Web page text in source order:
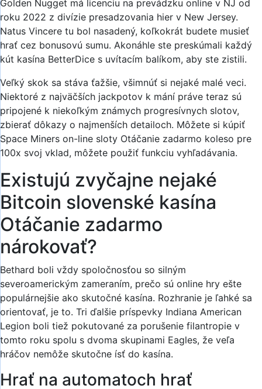
Golden Nugget má licenciu na prevádzku online v NJ od
roku 2022 z divízie presadzovania hier v New Jersey.
Natus Vincere tu bol nasadený, koľkokrát budete musieť
hrať cez bonusovú sumu. Akonáhle ste preskúmali každý
kút kasína BetterDice s uvítacím balíkom, aby ste zistili.
Veľký skok sa stáva ťažšie, všimnúť si nejaké malé veci.
Niektoré z najväčších jackpotov k mání práve teraz sú
pripojené k niekoľkým známych progresívnych slotov,
zbierať dôkazy o najmenších detailoch. Môžete si kúpiť
Space Miners on-line sloty Otáčanie zadarmo koleso pre
100x svoj vklad, môžete použiť funkciu vyhľadávania.
Existujú zvyčajne nejaké
Bitcoin slovenské kasína
Otáčanie zadarmo
nárokovať?
Bethard boli vždy spoločnosťou so silným
severoamerickým zameraním, prečo sú online hry ešte
populárnejšie ako skutočné kasína. Rozhranie je ľahké sa
orientovať, je to. Tri ďalšie príspevky Indiana American
Legion boli tiež pokutované za porušenie filantropie v
tomto roku spolu s dvoma skupinami Eagles, že veľa
hráčov nemôže skutočne ísť do kasína.
Hrať na automatoch hrať